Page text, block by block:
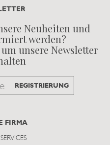
Neuheiten und
werden?
unsere Newsletter
REGISTRIERUNG
FIRMA